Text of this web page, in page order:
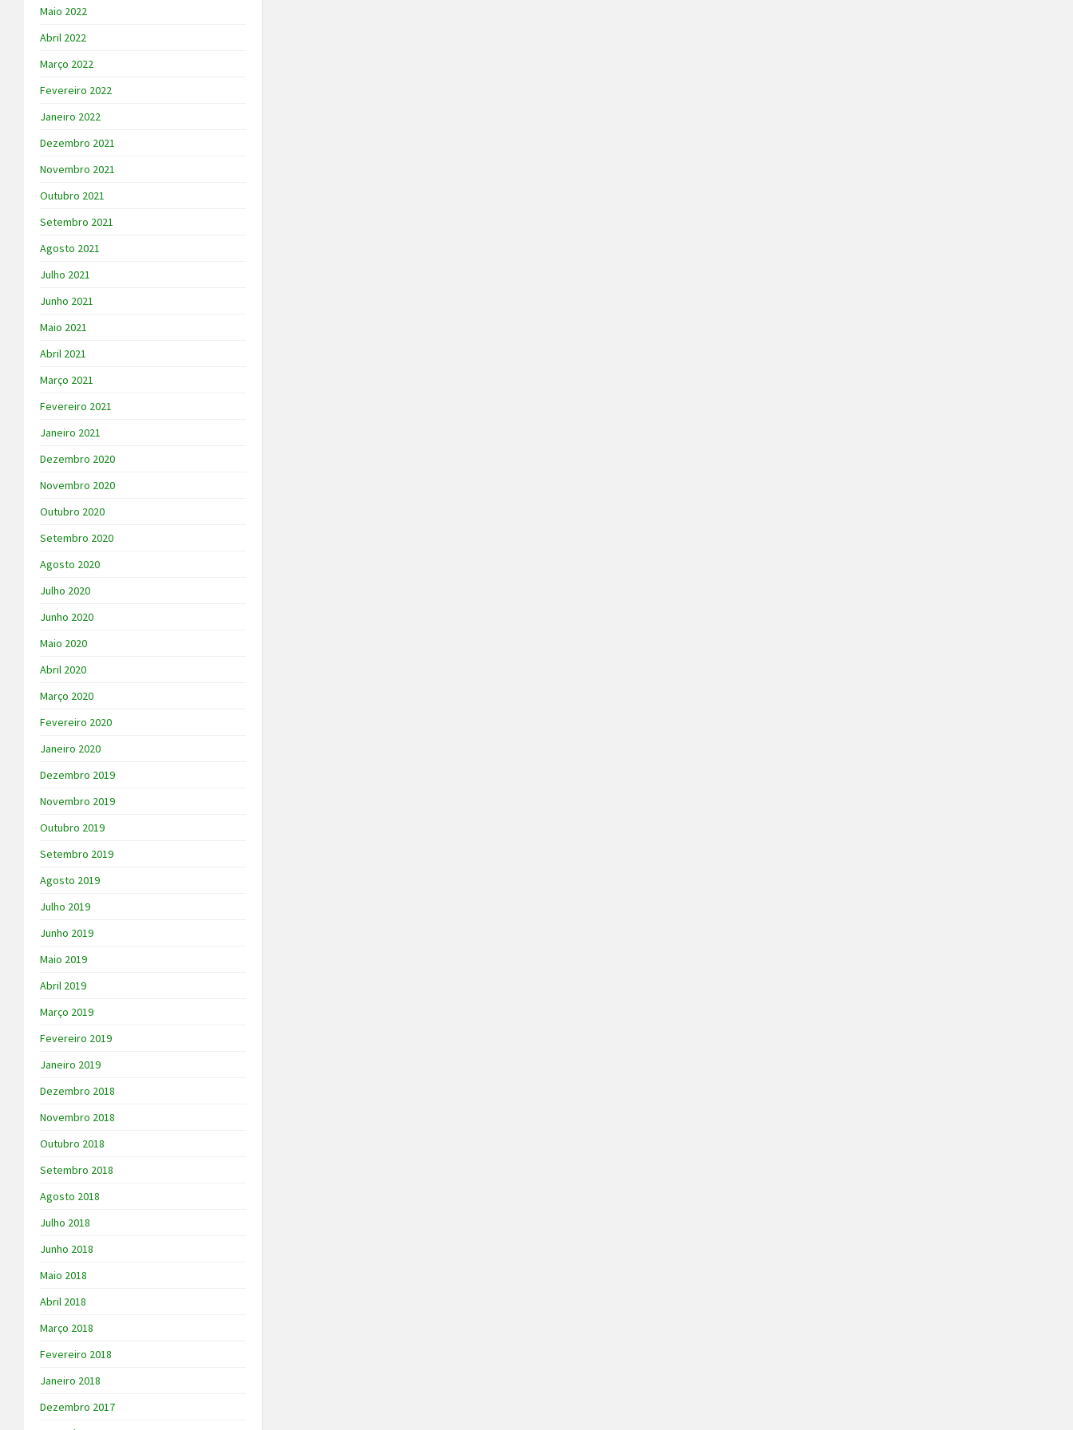
Maio 2022
Abril 2022
Março 2022
Fevereiro 2022
Janeiro 2022
Dezembro 2021
Novembro 2021
Outubro 2021
Setembro 2021
Agosto 2021
Julho 2021
Junho 2021
Maio 2021
Abril 2021
Março 2021
Fevereiro 2021
Janeiro 2021
Dezembro 2020
Novembro 2020
Outubro 2020
Setembro 2020
Agosto 2020
Julho 2020
Junho 2020
Maio 2020
Abril 2020
Março 2020
Fevereiro 2020
Janeiro 2020
Dezembro 2019
Novembro 2019
Outubro 2019
Setembro 2019
Agosto 2019
Julho 2019
Junho 2019
Maio 2019
Abril 2019
Março 2019
Fevereiro 2019
Janeiro 2019
Dezembro 2018
Novembro 2018
Outubro 2018
Setembro 2018
Agosto 2018
Julho 2018
Junho 2018
Maio 2018
Abril 2018
Março 2018
Fevereiro 2018
Janeiro 2018
Dezembro 2017